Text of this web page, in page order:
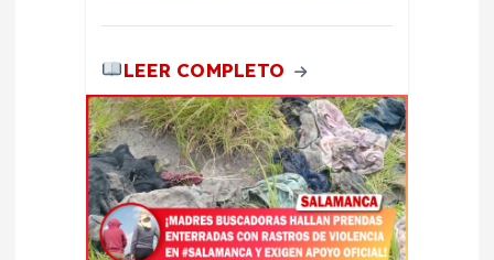
LEER COMPLETO